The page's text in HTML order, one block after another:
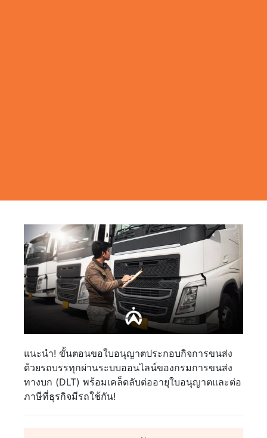
แนะนำ! ขั้นตอนขอใบอนุญาตประกอบกิจการขนส่ง
ด้วยรถบรรทุกผ่านระบบออนไลน์ของกรมการขนส่ง
ทางบก (DLT) พร้อมเคล็ดลับต่ออายุใบอนุญาตและต่อ
ภาษีที่ธุรกิจมีรถใช้กัน!